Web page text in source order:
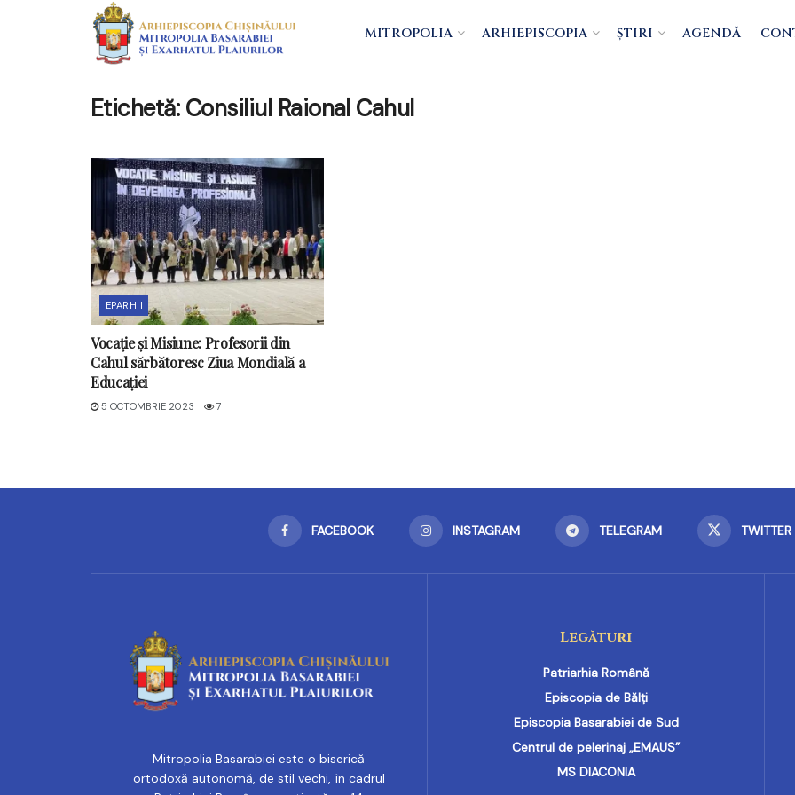
MITROPOLIA ARHIEPISCOPIA ȘTIRI AGENDĂ
Etichetă: Consiliul Raional Cahul
EPARHII
Vocație și Misiune: Profesorii din
Cahul sărbătoresc Ziua Mondială a
Educației
5 OCTOMBRIE 2023 7
FACEBOOK INSTAGRAM TELEGRAM TWITTER
Mitropolia Basarabiei este o biserică
ortodoxă autonomă, de stil vechi, în cadrul
Legături
Patriarhia Română
Episcopia de Bălți
Episcopia Basarabiei de Sud
Centrul de pelerinaj „EMAUS”
MS DIACONIA